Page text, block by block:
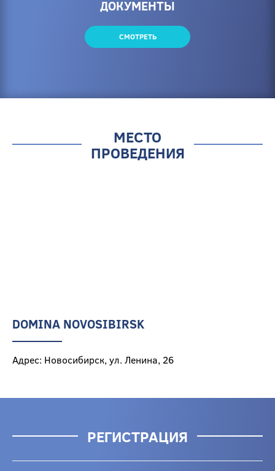
ДОКУМЕНТЫ
СМОТРЕТЬ
МЕСТО
ПРОВЕДЕНИЯ
DOMINA NOVOSIBIRSK
Адрес: Новосибирск, ул. Ленина, 26
РЕГИСТРАЦИЯ